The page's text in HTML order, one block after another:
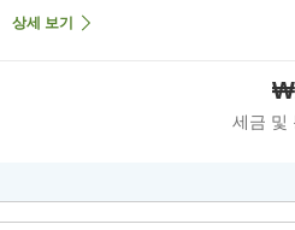
상세 보기
세금 및